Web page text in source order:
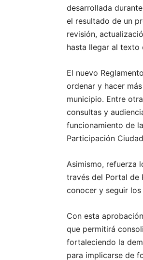
desarrollada
el resultado de un
revisión,
hasta llegar al texto
El nuevo
ordenar y hacer
municipio. Entre
consultas y
funcionamiento de
Participación
Asimismo, refuerza
través del Portal de
conocer y seguir
Con esta
que permitirá
fortaleciendo la
para implicarse de